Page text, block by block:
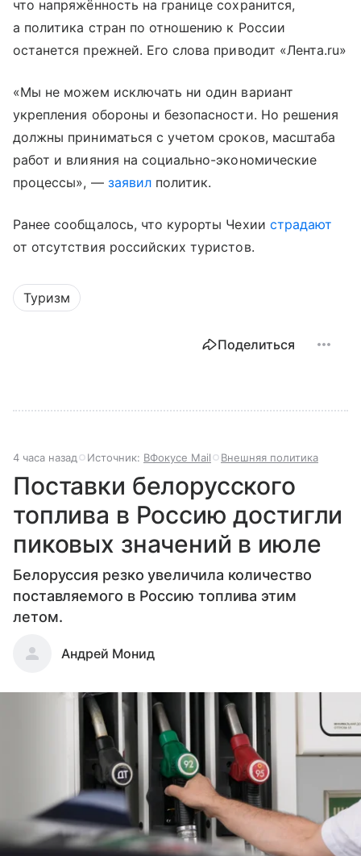
что напряжённость на границе сохранится,
а политика стран по отношению к России
останется прежней. Его слова приводит «Лента.ru»
«Мы не можем исключать ни один вариант
укрепления обороны и безопасности. Но решения
должны приниматься с учетом сроков, масштаба
работ и влияния на социально-экономические
процессы», — заявилполитик.
Ранее сообщалось, что курорты Чехии страдают
от отсутствия российских туристов.
Туризм
Поделиться
4 часа назад Источник: ВФокусе Mail Внешняя политика
Поставки белорусского
топлива в Россию достигли
пиковых значений в июле
Белоруссия резко увеличила количество
поставляемого в Россию топлива этим
летом.
Андрей Монид